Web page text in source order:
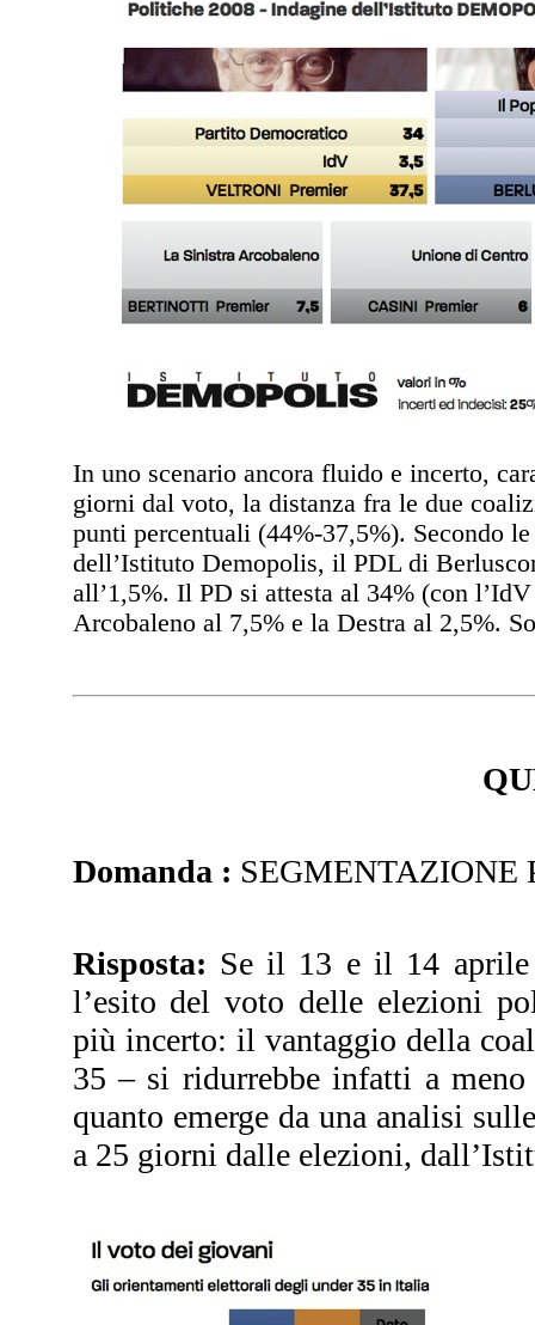
In uno scenario ancora fluido e incerto,
giorni dal voto, la distanza fra le due
punti percentuali (44%-37,5%). Secondo
dell’Istituto Demopolis, il PDL di
all’1,5%. Il PD si attesta al 34% (con
Arcobaleno al 7,5% e la Destra al 2,5%.
Domanda : SEGMENTAZIONE
Risposta: Se il 13 e il 14 aprile
l’esito del voto delle elezioni
più incerto: il vantaggio della
35 – si ridurrebbe infatti a
quanto emerge da una analisi
a 25 giorni dalle elezioni,